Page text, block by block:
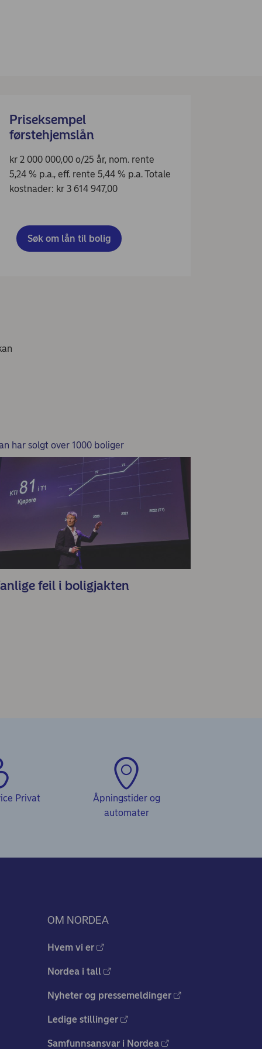
Priseksempel
førstehjemslån
kr 2 000 000,00 o/25 år, nom. rente
5,24 % p.a., eff. rente 5,44 % p.a. Totale
kostnader: kr 3 614 947,00
Søk om lån til bolig
har solgt over 1000 boliger
feil i boligjakten
Privat
Åpningstider og
automater
OM NORDEA
Hvem vi er
Nordea i tall
Nyheter og pressemeldinger
Ledige stillinger
Samfunnsansvar i Nordea